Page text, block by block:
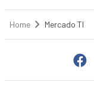
Home Mercado TI